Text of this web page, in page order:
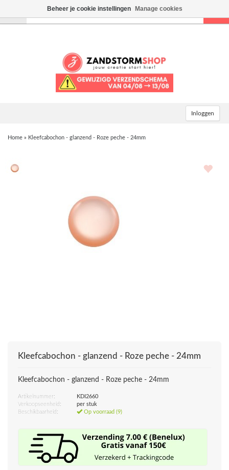
Inloggen
Home » Kleefcabochon - glanzend - Roze peche - 24mm
Kleefcabochon - glanzend - Roze peche - 24mm
Kleefcabochon - glanzend - Roze peche - 24mm
Artikelnummer:
KDI2660
Verkoopseenheid:
per stuk
Beschikbaarheid:
Op voorraad (9)
Beheer je cookie instellingen Manage cookies